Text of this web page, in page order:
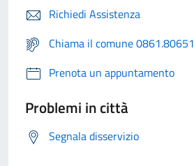
Richiedi Assistenza
Chiama il comune 0861.80651
Prenota un appuntamento
Problemi in città
Segnala disservizio